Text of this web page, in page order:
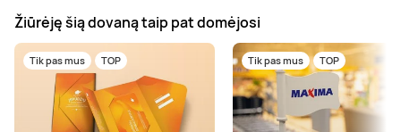
Žiūrėję šią dovaną taip pat domėjosi
Tik pas mus TOP Tik pas mus TOP